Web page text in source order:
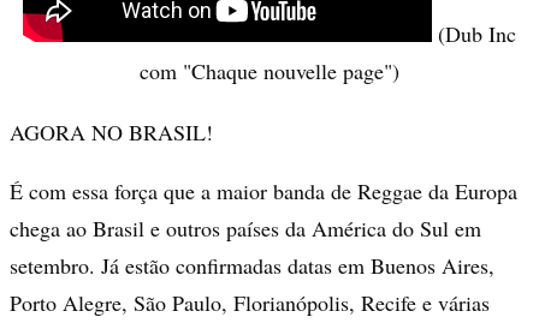
(Dub Inc
com "Chaque nouvelle page")
AGORA NO BRASIL!
É com essa força que a maior banda de Reggae da Europa
chega ao Brasil e outros países da América do Sul em
setembro. Já estão confirmadas datas em Buenos Aires,
Porto Alegre, São Paulo, Florianópolis, Recife e várias